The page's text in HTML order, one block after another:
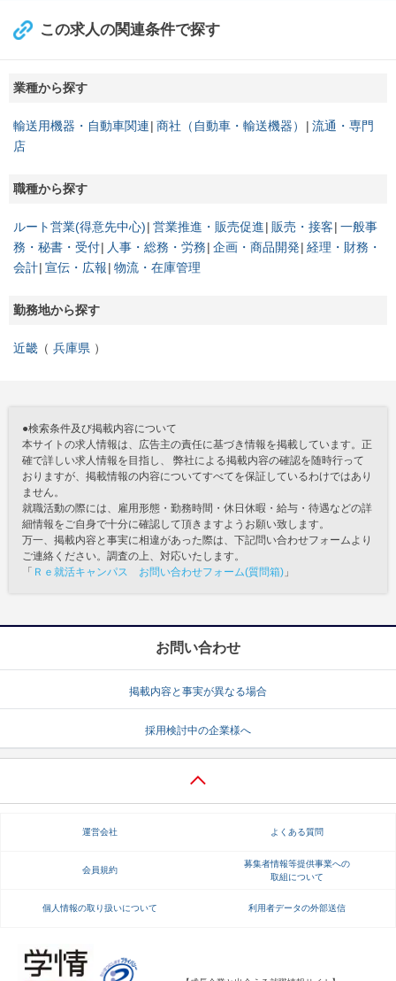
この求人の関連条件で探す
業種から探す
輸送用機器・自動車関連 商社（自動車・輸送機器）
流通・専門
店
職種から探す
ルート営業(得意先中心) 営業推進・販売促進 販売・接客 一般事
務・秘書・受付
人事・総務・労務 企画・商品開発 経理・財務・
会計 宣伝・広報 物流・在庫管理
勤務地から探す
近畿 兵庫県
●検索条件及び掲載内容について
本サイトの求人情報は、広告主の責任に基づき情報を掲載しています。正
確で詳しい求人情報を目指し、 弊社による掲載内容の確認を随時行って
おりますが、掲載情報の内容についてすべてを保証しているわけではあり
ません。
就職活動の際には、雇用形態・勤務時間・休日休暇・給与・待遇などの詳
細情報をご自身で十分に確認して頂きますようお願い致します。
万一、掲載内容と事実に相違があった際は、下記問い合わせフォームより
ご連絡ください。調査の上、対応いたします。
「 Ｒｅ就活キャンパス お問い合わせフォーム(質問箱) 」
お問い合わせ
掲載内容と事実が異なる場合
採用検討中の企業様へ
運営会社 よくある質問
会員規約
募集者情報等提供事業への
取組について
個人情報の取り扱いについて 利用者データの外部送信